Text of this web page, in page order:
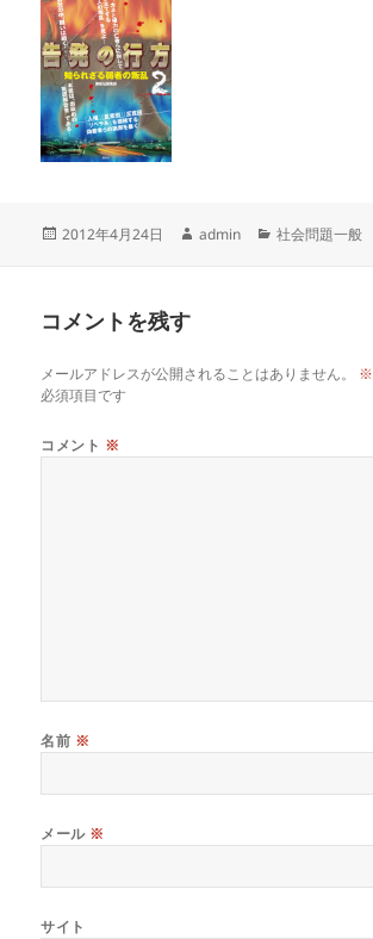
投
2012年4月24日
作
admin
カ
社会問題一般
コメントを残す
メールアドレスが公開されることはありません。 ※
必須項目です
コメント ※
名前 ※
メール ※
サイト